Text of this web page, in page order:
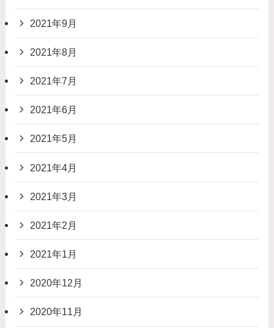
2021年9月
2021年8月
2021年7月
2021年6月
2021年5月
2021年4月
2021年3月
2021年2月
2021年1月
2020年12月
2020年11月